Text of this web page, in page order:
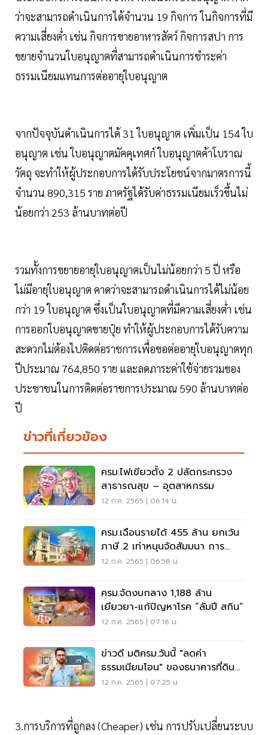
ว่าจะสามารถดำเนินการได้จำนวน 19 กิจการ ในกิจการที่มี
ความเสี่ยงต่ำ เช่น กิจการขายอาหารสัตว์ กิจการสปา การ
ขยายจำนวนใบอนุญาตที่สามารถดำเนินการชำระค่า
ธรรมเนียมแทนการต่ออายุใบอนุญาต
จากปัจจุบันดำเนินการได้ 31 ใบอนุญาต เพิ่มเป็น 154 ใบ
อนุญาต เช่น ใบอนุญาตมัคคุเทศก์ ใบอนุญาตค้าโบราณ
วัตถุ จะทำให้ผู้ประกอบการได้รับประโยชน์จากมาตรการนี้
จำนวน 890,315 ราย ภาครัฐได้รับค่าธรรมเนียมเร็วขึ้นไม่
น้อยกว่า 253 ล้านบาทต่อปี
รวมทั้งการขยายอายุใบอนุญาตเป็นไม่น้อยกว่า 5 ปี หรือ
ไม่มีอายุใบอนุญาต คาดว่าจะสามารถดำเนินการได้ไม่น้อย
กว่า 19 ใบอนุญาต ซึ่งเป็นใบอนุญาตที่มีความเสี่ยงต่ำ เช่น
การออกใบอนุญาตขายปุ๋ย ทำให้ผู้ประกอบการได้รับความ
สะดวกไม่ต้องไปติดต่อราชการเพื่อขอต่ออายุใบอนุญาตทุก
ปีประมาณ 764,850 ราย และลดภาระค่าใช้จ่ายรวมของ
ประชาชนในการติดต่อราชการประมาณ 590 ล้านบาทต่อ
ปี
ข่าวที่เกี่ยวข้อง
ครม.ไฟเขียวตั้ง 2 ปลัดกระทรวง
สาธารณสุข – อุตสาหกรรม
12 ก.ค. 2565 | 06:14 น.
ครม.เฉือนรายได้ 455 ล้าน ยกเว้น
ภาษี 2 เท่าหนุนจัดสัมมนา การ
แสดงสินค้า
12 ก.ค. 2565 | 06:58 น.
ครม.จัดงบกลาง 1,188 ล้าน
เยียวยา-แก้ปัญหาโรค “ลัมปี สกิน”
12 ก.ค. 2565 | 07:16 น.
ข่าวดี มติครม.วันนี้ "ลดค่า
ธรรมเนียมโอน" ของธนาคารที่ดิน
เหลือ 0.01%
12 ก.ค. 2565 | 07:25 น.
3.การบริการที่ถูกลง (Cheaper) เช่น การปรับเปลี่ยนระบบ